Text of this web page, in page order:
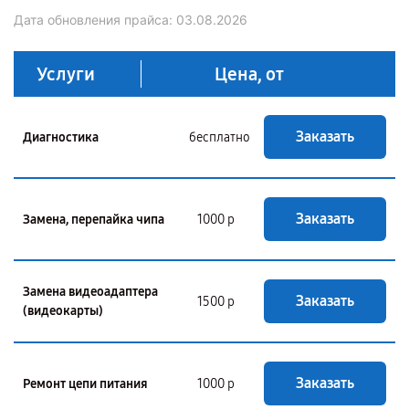
Дата обновления прайса: 03.08.2026
Услуги Цена, от
Диагностика бесплатно Заказать
Замена, перепайка чипа 1000 р Заказать
Замена видеоадаптера
(видеокарты)
1500 р Заказать
Ремонт цепи питания 1000 р Заказать